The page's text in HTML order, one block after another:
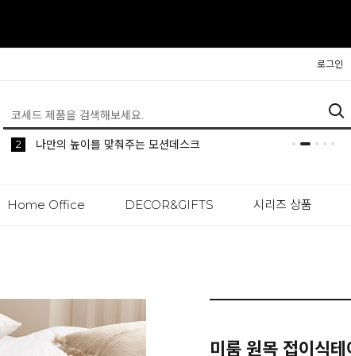
로그인
5 생활 속 편리한 이동식 사이드 테이블 시리즈
1 공간분리 인테리어의 시작 파티션
2 나만의 높이를 맞춰주는 모션데스크
Home Office DECOR&GIFTS 시리즈 상품
미룸 원목 접이식